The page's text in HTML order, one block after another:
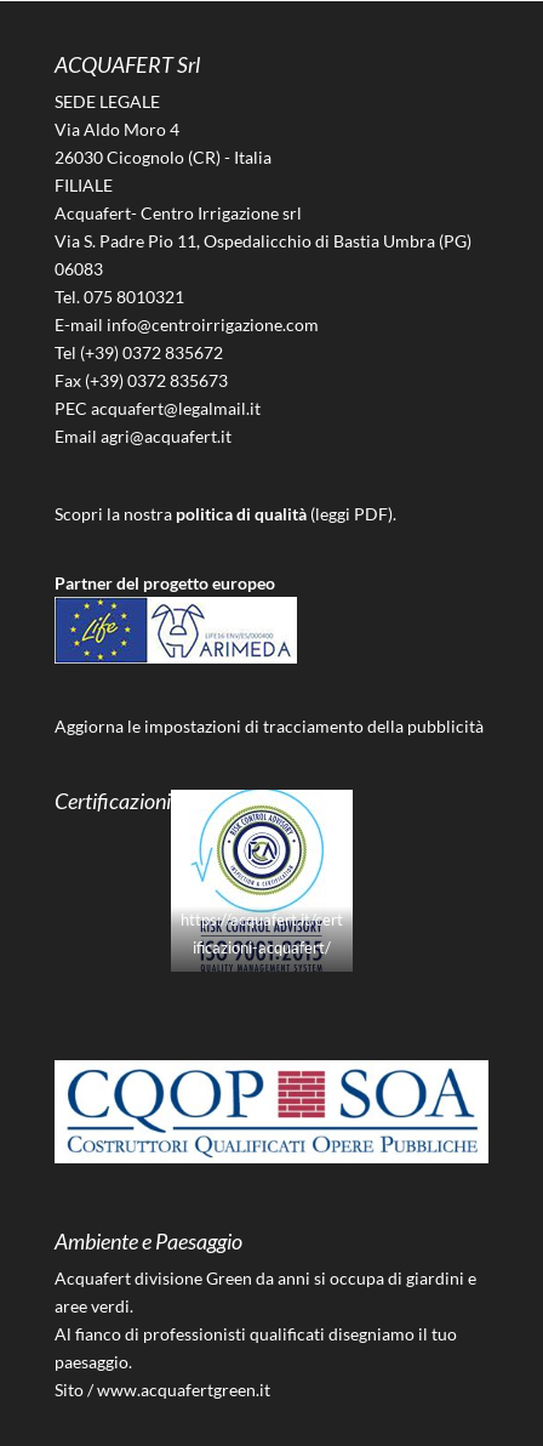
ACQUAFERT Srl
SEDE LEGALE
Via Aldo Moro 4
26030 Cicognolo (CR) - Italia
FILIALE
Acquafert- Centro Irrigazione srl
Via S. Padre Pio 11, Ospedalicchio di Bastia Umbra (PG)
06083
Tel. 075 8010321
E-mail info@centroirrigazione.com
Tel (+39) 0372 835672
Fax (+39) 0372 835673
PEC acquafert@legalmail.it
Email agri@acquafert.it
Scopri la nostra politica di qualità(leggi PDF).
Partner del progetto europeo
Aggiorna le impostazioni di tracciamento della pubblicità
Certificazioni
https://acquafert.it/cert
ificazioni-acquafert/
Ambiente e Paesaggio
Acquafert divisione Green da anni si occupa di giardini e
aree verdi.
Al fianco di professionisti qualificati disegniamo il tuo
paesaggio.
Sito /www.acquafertgreen.it